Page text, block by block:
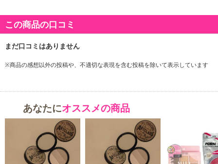
この商品の口コミ
※商品の感想以外の投稿や、不適切な表現を含む投稿を除いて表示しています
あなたにオススメの商品